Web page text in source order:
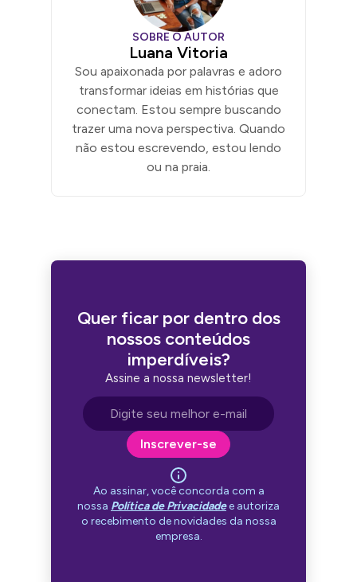
SOBRE O AUTOR
Luana Vitoria
Sou apaixonada por palavras e adoro
transformar ideias em histórias que
conectam. Estou sempre buscando
trazer uma nova perspectiva. Quando
não estou escrevendo, estou lendo
ou na praia.
Quer ficar por dentro dos
nossos conteúdos
imperdíveis?
Assine a nossa newsletter!
Endereço de e-mail
Inscrever-se
Ao assinar, você concorda com a
nossa Política de Privacidadee autoriza
o recebimento de novidades da nossa
empresa.